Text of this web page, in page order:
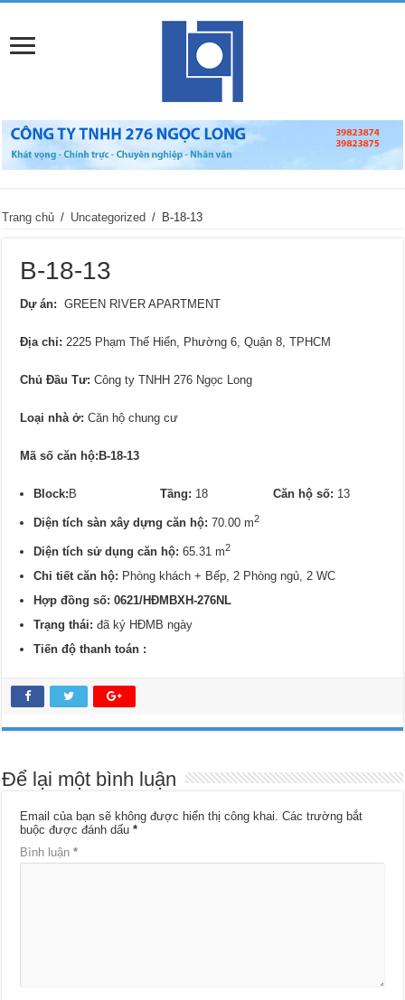
Trang chủ / Uncategorized / B-18-13
B-18-13
Dự án: GREEN RIVER APARTMENT
Địa chỉ: 2225 Phạm Thế Hiển, Phường 6, Quận 8, TPHCM
Chủ Đầu Tư: Công ty TNHH 276 Ngọc Long
Loại nhà ở: Căn hộ chung cư
Mã số căn hộ:B-18-13
Block:BTầng: 18Căn hộ số: 13
Diện tích sàn xây dựng căn hộ:70.00 m2
Diện tích sử dụng căn hộ: 65.31 m2
Chi tiết căn hộ: Phòng khách + Bếp, 2 Phòng ngủ, 2 WC
Hợp đồng số: 0621/HĐMBXH-276NL
Trạng thái:đã ký HĐMB ngày
Tiến độ thanh toán :
Để lại một bình luận
Email của bạn sẽ không được hiển thị công khai. Các trường bắt
buộc được đánh dấu*
Bình luận*